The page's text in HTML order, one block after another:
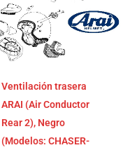
Ventilación trasera
ARAI (Air Conductor
Rear 2), Negro
(Modelos: CHASER-